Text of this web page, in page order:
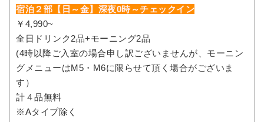
宿泊２部【日～金】深夜0時～チェックイン
￥4,990~
全日ドリンク2品+モーニング2品
(4時以降ご入室の場合申し訳ございませんが、モーニン
グメニューはM5・M6に限らせて頂く場合がございま
す）
計４品無料
※Aタイプ除く